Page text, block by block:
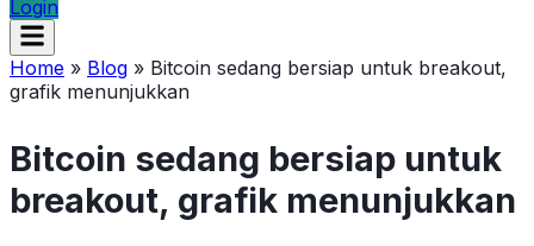
Login
Home » Blog » Bitcoin sedang bersiap untuk breakout,
grafik menunjukkan
Bitcoin sedang bersiap untuk
breakout, grafik menunjukkan